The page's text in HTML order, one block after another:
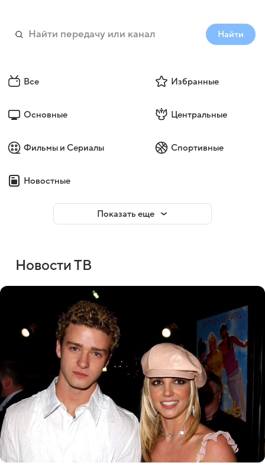
Найти
Все Избранные
Основные Центральные
Фильмы и Сериалы Спортивные
Новостные
Показать еще
Новости ТВ